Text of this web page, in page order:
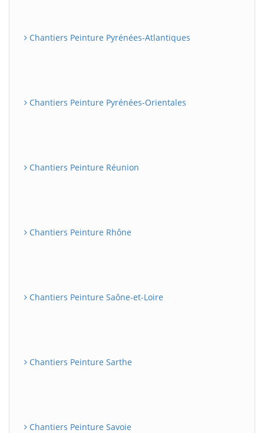
Chantiers Peinture Pyrénées-Atlantiques
Chantiers Peinture Pyrénées-Orientales
Chantiers Peinture Réunion
Chantiers Peinture Rhône
Chantiers Peinture Saône-et-Loire
Chantiers Peinture Sarthe
Chantiers Peinture Savoie